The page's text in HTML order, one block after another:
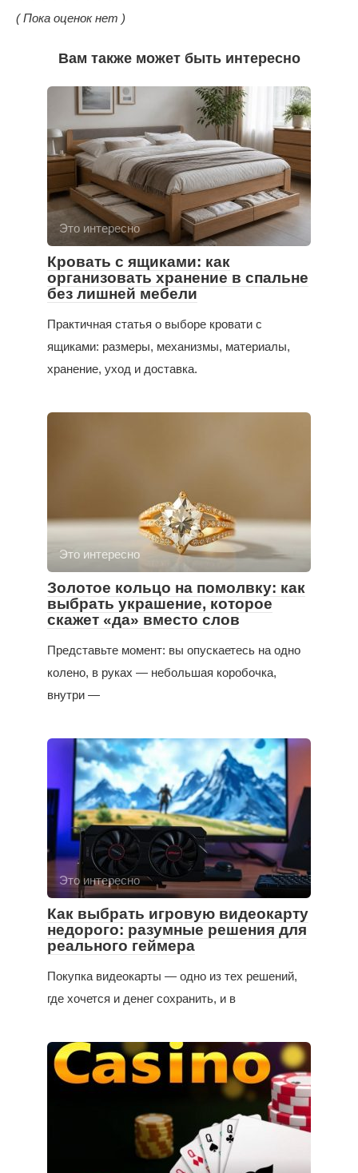
( Пока оценок нет )
Вам также может быть интересно
Это интересно
Кровать с ящиками: как
организовать хранение в спальне
без лишней мебели
Практичная статья о выборе кровати с
ящиками: размеры, механизмы, материалы,
хранение, уход и доставка.
Это интересно
Золотое кольцо на помолвку: как
выбрать украшение, которое
скажет «да» вместо слов
Представьте момент: вы опускаетесь на одно
колено, в руках — небольшая коробочка,
внутри —
Это интересно
Как выбрать игровую видеокарту
недорого: разумные решения для
реального геймера
Покупка видеокарты — одно из тех решений,
где хочется и денег сохранить, и в